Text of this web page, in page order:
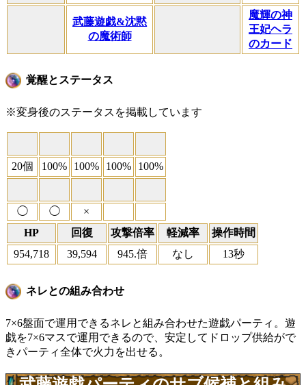
武藤遊戯&沈黙
の魔術師
魔輝の神
王妃ヘラ
のカード
覚醒とステータス
※変身後のステータスを掲載しています
20個 100% 100% 100% 100%
◯ ◯
×
HP
回復 攻撃倍率 軽減率
操作時間
954,718
39,594 945.倍 なし 13秒
ネレとの組み合わせ
7×6盤面で運用できるネレと組み合わせた遊戯パーティ。遊
戯を7×6マスで運用できるので、安定してドロップ供給がで
きパーティ全体で火力を出せる。